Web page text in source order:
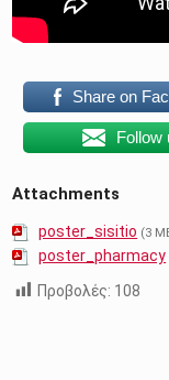
Share on
Follow
Attachments
poster_sisitio (3
poster_pharmacy
Προβολές: 108